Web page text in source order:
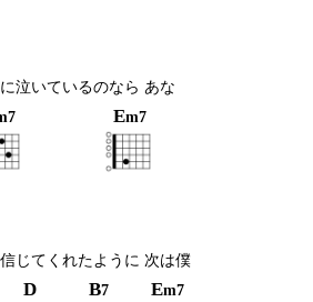
泣いているのなら あな
Em7
じてくれたように 次は僕
D B7 Em7